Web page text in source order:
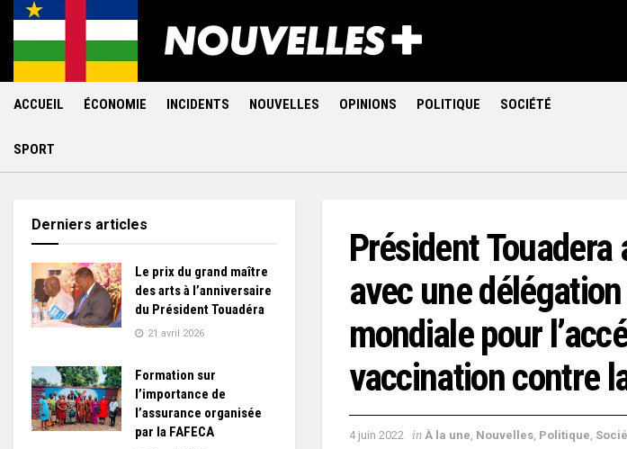
ACCUEIL ÉCONOMIE INCIDENTS NOUVELLES OPINIONS POLITIQUE SOCIÉTÉ
SPORT
Président
avec une
mondiale pour
vaccination contre
4 juin 2022 in À la une Nouvelles, Politique
Derniers articles
Le prix du grand maître
des arts à l’anniversaire
du Président Touadéra
21 avril 2026
Formation sur
l’importance de
l’assurance organisée
par la FAFECA